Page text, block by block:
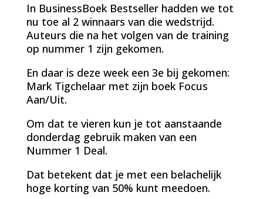
In BusinessBoek Bestseller hadden we tot
nu toe al 2 winnaars van die wedstrijd.
Auteurs die na het volgen van de training
op nummer 1 zijn gekomen.
En daar is deze week een 3e bij gekomen:
Mark Tigchelaar met zijn boek Focus
Aan/Uit.
Om dat te vieren kun je tot aanstaande
donderdag gebruik maken van een
Nummer 1 Deal.
Dat betekent dat je met een belachelijk
hoge korting van 50% kunt meedoen.